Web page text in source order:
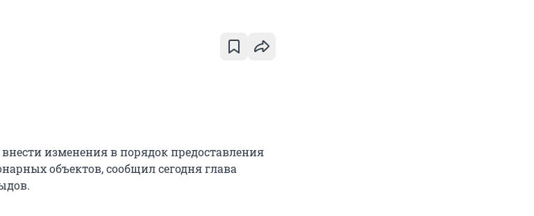
изменения в порядок предоставления
объектов, сообщил сегодня глава